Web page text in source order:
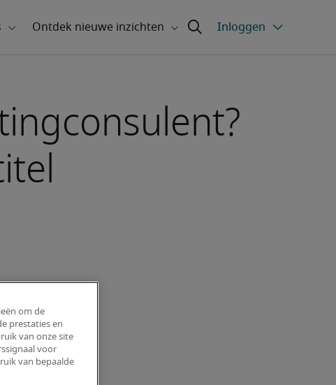
om de
prestaties en
van onze site
voor
van bepaalde